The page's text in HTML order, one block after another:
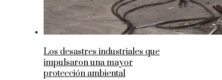
Los desastres industriales que
impulsaron una mayor
protección ambiental